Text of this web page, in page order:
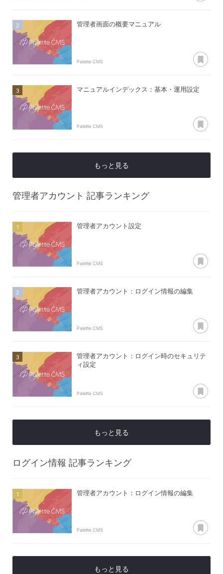
管理者画面の概要マニュアル
Palette CMS
マニュアルインデックス：基本・運用設定
Palette CMS
もっと見る
管理者アカウント 記事ランキング
管理者アカウント設定
Palette CMS
管理者アカウント：ログイン情報の編集
Palette CMS
管理者アカウント：ログイン時のセキュリテ
ィ設定
Palette CMS
もっと見る
ログイン情報 記事ランキング
管理者アカウント：ログイン情報の編集
Palette CMS
もっと見る